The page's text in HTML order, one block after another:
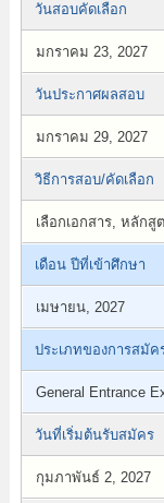
วันสอบคัดเลือก
มกราคม 23, 2027
วันประกาศผลสอบ
มกราคม 29, 2027
วิธีการสอบ/คัดเลือก
เลือกเอกสาร, หลัก
เดือน ปีที่เข้าศึกษา
เมษายน, 2027
ประเภทของการสมัค
General Entrance
วันที่เริ่มต้นรับสมัคร
กุมภาพันธ์ 2, 2027